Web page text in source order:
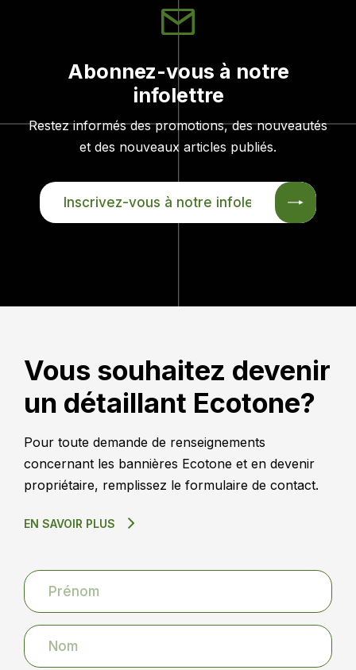
Abonnez-vous à notre
infolettre
Restez informés des promotions, des nouveautés
et des nouveaux articles publiés.
INSCRIVEZ-
VOUS
Vous souhaitez devenir
un détaillant Ecotone?
Pour toute demande de renseignements
concernant les bannières Ecotone et en devenir
propriétaire, remplissez le formulaire de contact.
EN SAVOIR PLUS